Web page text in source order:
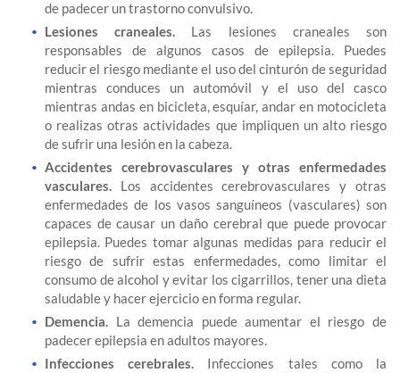
de padecer un trastorno convulsivo.
Lesiones craneales. Las lesiones craneales son
responsables de algunos casos de epilepsia. Puedes
reducir el riesgo mediante el uso del cinturón de seguridad
mientras conduces un automóvil y el uso del casco
mientras andas en bicicleta, esquíar, andar en motocicleta
o realizas otras actividades que impliquen un alto riesgo
de sufrir una lesión en la cabeza.
Accidentes cerebrovasculares y otras enfermedades
vasculares. Los accidentes cerebrovasculares y otras
enfermedades de los vasos sanguíneos (vasculares) son
capaces de causar un daño cerebral que puede provocar
epilepsia. Puedes tomar algunas medidas para reducir el
riesgo de sufrir estas enfermedades, como limitar el
consumo de alcohol y evitar los cigarrillos, tener una dieta
saludable y hacer ejercicio en forma regular.
Demencia. La demencia puede aumentar el riesgo de
padecer epilepsia en adultos mayores.
Infecciones cerebrales. Infecciones tales como la